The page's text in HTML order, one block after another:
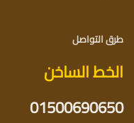
طرق التواصل
الخط الساخن
01500690650